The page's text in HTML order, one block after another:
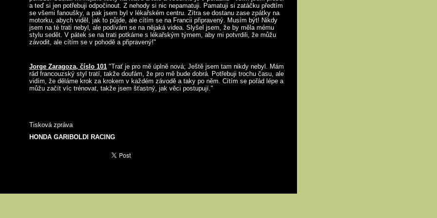
a teď si jen potřebuji odpočinout. Z nehody si nic nepamatuji. Pamatuji si zatáčku předtím
se všemi fanoušky, a pak jsem byl v lékařském centru. Zítra se dostanu zase zpátky na
motorku, abych viděl, jak to půjde, ale cítím se na Francii připravený. Musím být! Nikdy
jsem na té trati nebyl, ale podívám se na nějaká videa. Slyšel jsem, že by měla mému
stylu sedět. V pátek se na trati potkáme s lékařským týmem, aby mi potvrdili, že můžu
závodit, ale cítím se v pohodě a připravený!"
Jorge Zaragoza, číslo 101 "Trať je pro mě úplně nová; Ještě jsem tam nikdy nebyl. Mám
rád francouzský styl tratí, takže doufám, že pro mě bude dobrá. Potřebuji trochu času, ale
vidím, že děláme krok za krokem v každém závodě a taky po něm. Cítím se pořád lépe a
můžu začít víc trénovat, takže jsem šťastný, jak věci postupují."
Tisková zpráva
HONDA GARIBOLDI RACING